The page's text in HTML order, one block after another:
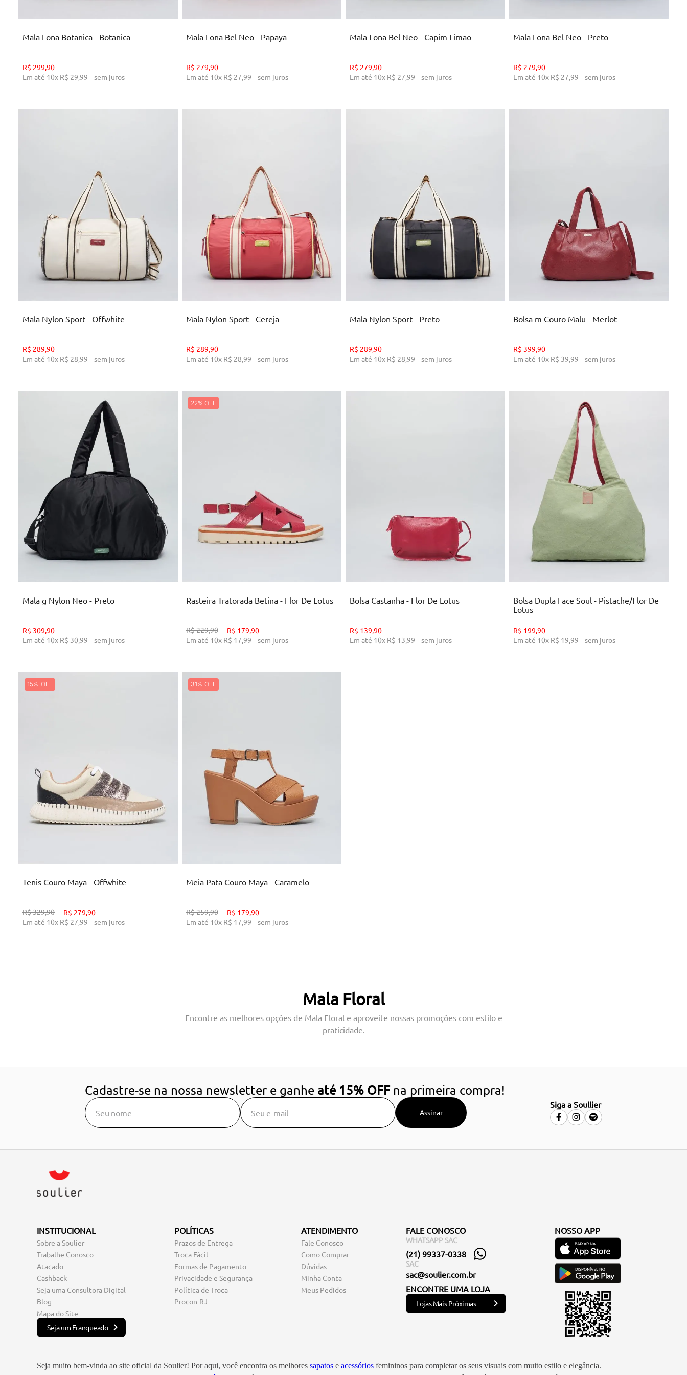
Mala Lona Botanica - Botanica
R$ 299,90
Em até 10x R$ 29,99 sem juros
Mala Lona Bel Neo - Papaya
R$ 279,90
Em até 10x R$ 27,99 sem juros
Mala Lona Bel Neo - Capim Limao
R$ 279,90
Em até 10x R$ 27,99 sem juros
Mala Lona Bel Neo - Preto
R$ 279,90
Em até 10x R$ 27,99 sem juros
Mala Nylon Sport - Offwhite
R$ 289,90
Em até 10x R$ 28,99 sem juros
U
Mala Nylon Sport - Cereja
R$ 289,90
Em até 10x R$ 28,99 sem juros
U
Mala Nylon Sport - Preto
R$ 289,90
Em até 10x R$ 28,99 sem juros
Bolsa m Couro Malu - Merlot
R$ 399,90
Em até 10x R$ 39,99 sem juros
U
Mala g Nylon Neo - Preto
R$ 309,90
Em até 10x R$ 30,99 sem juros
22%
Rasteira Tratorada Betina - Flor De Lotus
R$229,90 R$ 179,90
Em até 10x R$ 17,99 sem juros
U
Bolsa Castanha - Flor De Lotus
R$ 139,90
Em até 10x R$ 13,99 sem juros
Bolsa Dupla Face Soul - Pistache/Flor De
Lotus
R$ 199,90
Em até 10x R$ 19,99 sem juros
15%
Tenis Couro Maya - Offwhite
R$329,90 R$ 279 90
Em até 10x R$ 27 99 sem juros
31%
Meia Pata Couro Maya - Caramelo
R$259,90 R$ 179 90
Em até 10x R$ 17 99 sem juros
Mala Floral
Encontre as melhores opções de Mala Floral e aproveite nossas promoções com estilo e
praticidade.
Cadastre-se na nossa newsletter e ganhe até 15% OFFna primeira compra!
Assinar
Siga a Soullier
INSTITUCIONAL
Sobre a Soulier
Trabalhe Conosco
Atacado
Cashback
Seja uma Consultora Digital
Blog
Mapa do Site
Seja um Franqueado
POLÍTICAS
Prazos de Entrega
Troca Fácil
Formas de Pagamento
Privacidade e Segurança
Política de Troca
Procon-RJ
ATENDIMENTO
Fale Conosco
Como Comprar
Dúvidas
Minha Conta
Meus Pedidos
FALE CONOSCO
WHATSAPP SAC
(21) 99337-0338
SAC
sac@soulier.com.br
ENCONTRE UMA LOJA
Lojas Mais Próximas
NOSSO APP
Seja muito bem-vinda ao site oficial da Soulier! Por aqui, você encontra os melhores sapatos e acessórios femininos para completar os seus visuais com muito estilo e elegância.